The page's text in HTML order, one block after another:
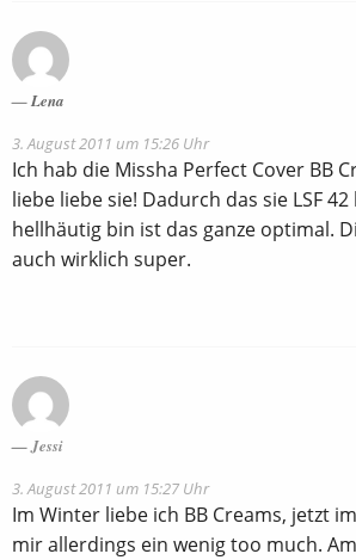
Lena
3. August 2011 um 15:26 Uhr
Ich hab die Missha Perfect Cover BB
liebe liebe sie! Dadurch das sie LSF
hellhäutig bin ist das ganze optimal.
auch wirklich super.
Jessi
3. August 2011 um 15:27 Uhr
Im Winter liebe ich BB Creams, jetzt
mir allerdings ein wenig too much.